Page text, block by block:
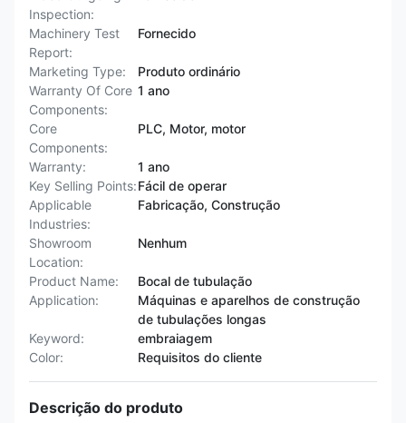
Inspection:
Machinery Test
Report:
Fornecido
Marketing Type:
Produto ordinário
Warranty Of Core
Components:
1 ano
Core
Components:
PLC, Motor, motor
Warranty:
1 ano
Key Selling Points:Fácil de operar
Applicable
Industries:
Fabricação, Construção
Showroom
Location:
Nenhum
Product Name:
Bocal de tubulação
Application:
Máquinas e aparelhos de construção
de tubulações longas
Keyword:
embraiagem
Color:
Requisitos do cliente
Descrição do produto